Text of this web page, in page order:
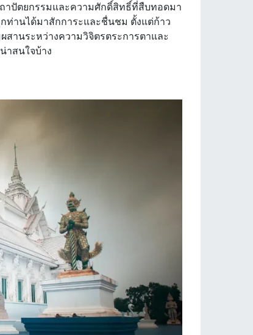
าปัตยกรรมและความศักดิ์สิทธิ์ที่สืบทอดมา
ท่านได้มาสักการะและชื่นชม ตั้งแต่ก้าว
านระหว่างความวิจิตรตระการตาและ
าสนใจบ้าง